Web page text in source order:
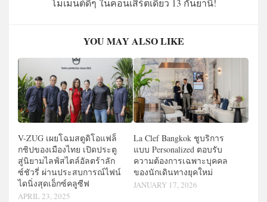
โมเมนต์ดีๆ ในคอนเสิร์ตเดี่ยว 13 กันยานี้!
YOU MAY ALSO LIKE
V-ZUG เผยโฉมสตูดิโอแฟล็
กชิปของเมืองไทย เปิดประตู
สู่นิยามไลฟ์สไตล์อัลตร้าลัก
ซ์ชัวรี่ ผ่านประสบการณ์ไฟน์
ไดนิ่งสุดเอ็กซ์คลูซีฟ
APRIL 23, 2025
La Clef Bangkok ชูบริการ
แบบ Personalized ตอบรับ
ความต้องการเฉพาะบุคคล
ของนักเดินทางยุคใหม่
JANUARY 17, 2026